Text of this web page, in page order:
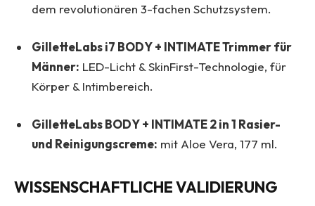
dem revolutionären 3-fachen Schutzsystem.
GilletteLabs i7 BODY + INTIMATE Trimmer für
Männer: LED-Licht & SkinFirst-Technologie, für
Körper & Intimbereich.
GilletteLabs BODY + INTIMATE 2 in 1 Rasier-
und Reinigungscreme: mit Aloe Vera, 177 ml.
WISSENSCHAFTLICHE VALIDIERUNG